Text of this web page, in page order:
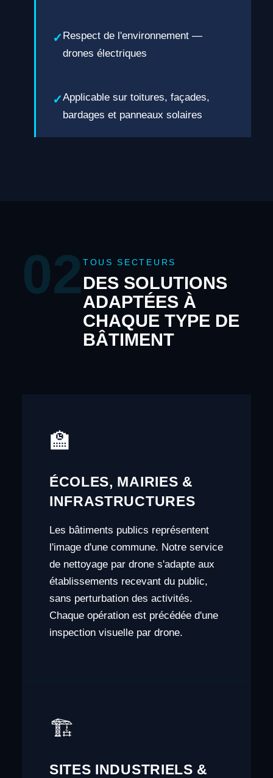
Respect de l'environnement —
drones électriques
Applicable sur toitures, façades,
bardages et panneaux solaires
02 TOUS SECTEURS
DES SOLUTIONS
ADAPTÉES À
CHAQUE TYPE DE
BÂTIMENT
🏫
ÉCOLES, MAIRIES &
INFRASTRUCTURES
Les bâtiments publics représentent
l'image d'une commune. Notre service
de nettoyage par drone s'adapte aux
établissements recevant du public,
sans perturbation des activités.
Chaque opération est précédée d'une
inspection visuelle par drone.
🏗️
SITES INDUSTRIELS &